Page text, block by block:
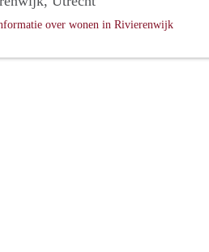
over wonen in Rivierenwijk